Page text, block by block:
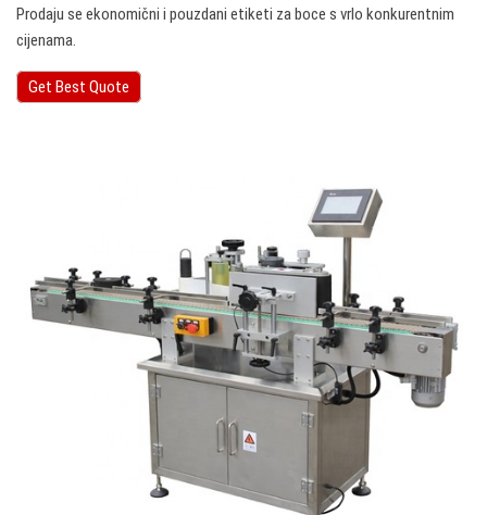
Prodaju se ekonomični i pouzdani etiketi za boce s vrlo konkurentnim
cijenama.
Get Best Quote